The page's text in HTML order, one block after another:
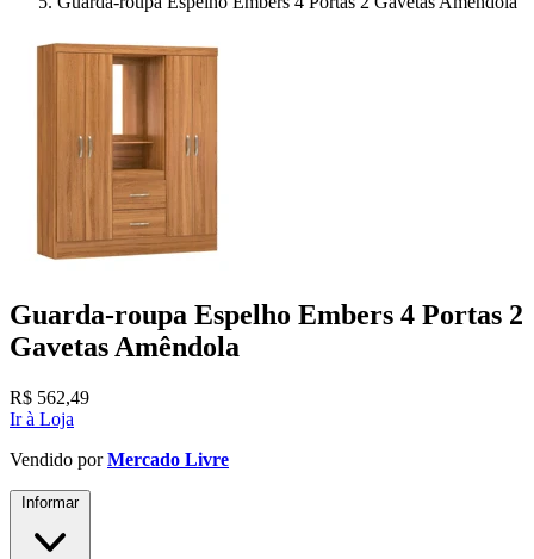
Guarda-roupa Espelho Embers 4 Portas 2
Gavetas Amêndola
R$ 562,49
Ir à Loja
Vendido porMercado Livre
Informar